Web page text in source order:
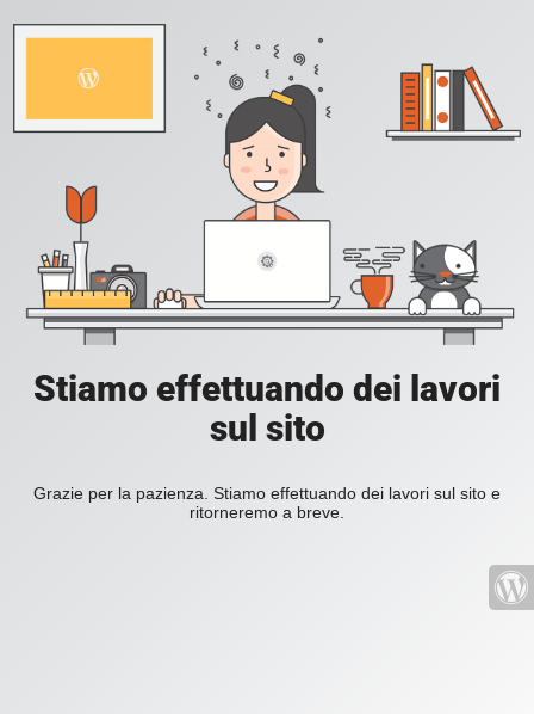
Stiamo effettuando dei lavori
sul sito
Grazie per la pazienza. Stiamo effettuando dei lavori sul sito e
ritorneremo a breve.